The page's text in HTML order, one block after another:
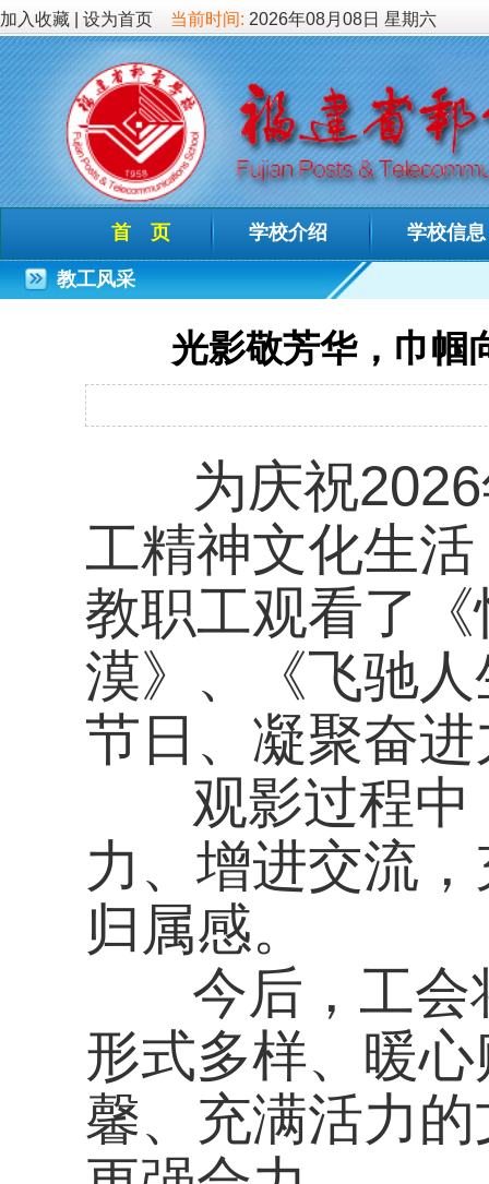
加入收藏|设为首页 当前时间:2026年08月08日 星期六
首 页 学校介绍 学校信息 德育教
光影敬芳华，巾帼向新程
为庆祝2026年“三
工精神文化生活，我
教职工观看了《惊蛰
漠》、《飞驰人生3
节日、凝聚奋进力量
观影过程中，女职
力、增进交流，充分
归属感。
今后，工会将持续
形式多样、暖心贴心
馨、充满活力的文化
更强合力。